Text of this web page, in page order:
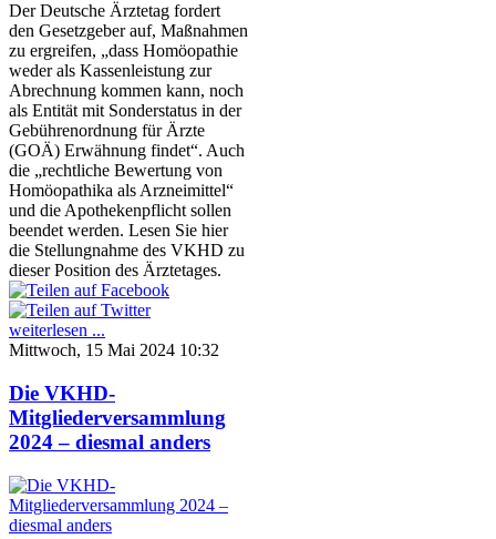
Der Deutsche Ärztetag fordert
den Gesetzgeber auf, Maßnahmen
zu ergreifen, „dass Homöopathie
weder als Kassenleistung zur
Abrechnung kommen kann, noch
als Entität mit Sonderstatus in der
Gebührenordnung für Ärzte
(GOÄ) Erwähnung findet“. Auch
die „rechtliche Bewertung von
Homöopathika als Arzneimittel“
und die Apothekenpflicht sollen
beendet werden. Lesen Sie hier
die Stellungnahme des VKHD zu
dieser Position des Ärztetages.
weiterlesen ...
Mittwoch, 15 Mai 2024 10:32
Die VKHD-
Mitgliederversammlung
2024 – diesmal anders